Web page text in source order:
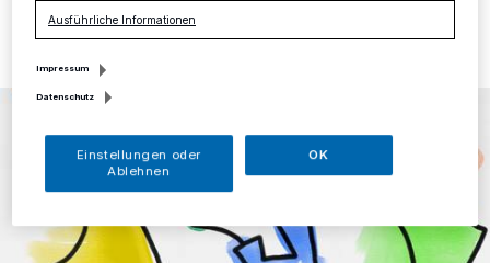
Ausführliche Informationen
Impressum
Datenschutz
Einstellungen oder
Ablehnen
OK